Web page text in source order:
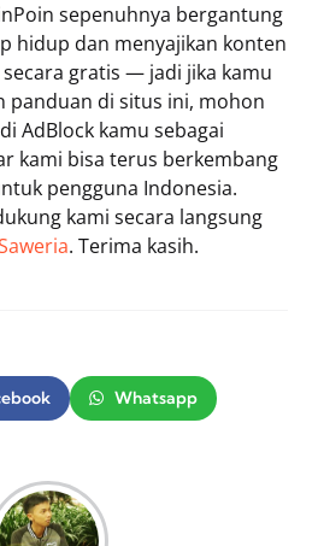
sepenuhnya bergantung
hidup dan menyajikan konten
gratis — jadi jika kamu
panduan di situs ini, mohon
AdBlock kamu sebagai
kami bisa terus berkembang
pengguna Indonesia.
kami secara langsung
. Terima kasih.
Whatsapp